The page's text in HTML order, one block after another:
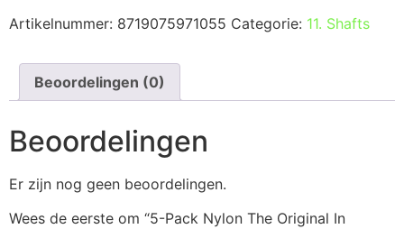
Artikelnummer: 8719075971055 Categorie: 11. Shafts
Beoordelingen (0)
Beoordelingen
Er zijn nog geen beoordelingen.
Wees de eerste om “5-Pack Nylon The Original In